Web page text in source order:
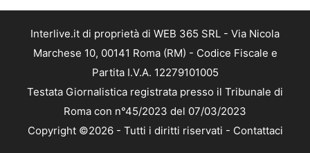
Interlive.it di proprietà di WEB 365 SRL - Via Nicola
Marchese 10, 00141 Roma (RM) - Codice Fiscale e
Partita I.V.A. 12279101005
Testata Giornalistica registrata presso il Tribunale di
Roma con n°45/2023 del 07/03/2023
Copyright ©2026 - Tutti i diritti riservati - Contattaci